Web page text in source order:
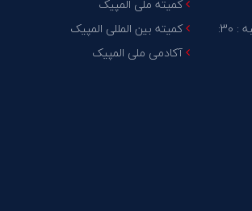
ماه مبارک رمضان : شنبه الی چهارشنبه : 30:
کمیته ملی المپیک
کمیته بین المللی المپیک
آکادمی ملی المپیک